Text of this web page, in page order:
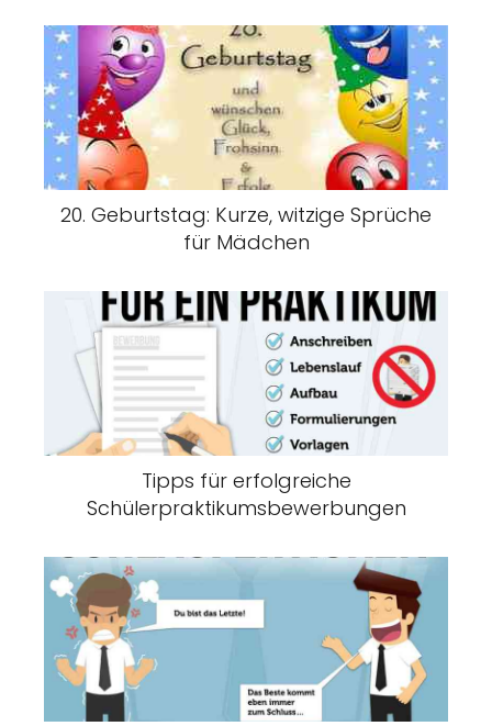
20. Geburtstag: Kurze, witzige Sprüche
für Mädchen
Tipps für erfolgreiche
Schülerpraktikumsbewerbungen